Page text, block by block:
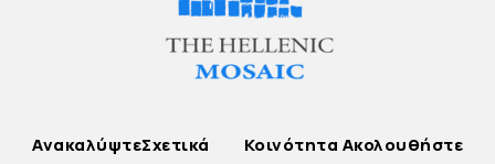
ΑνακαλύψτεΣχετικά
Κοινότητα Ακολουθήστε